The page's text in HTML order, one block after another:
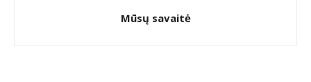
Mūsų savaitė